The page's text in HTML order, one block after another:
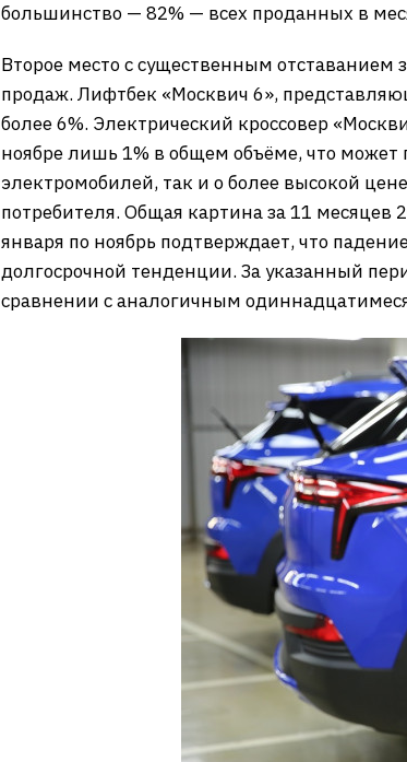
большинство — 82% — всех проданных в
Второе место с существенным отставанием
продаж. Лифтбек «Москвич 6»,
более 6%. Электрический кроссовер
ноябре лишь 1% в общем объёме, что может
электромобилей, так и о более высокой
потребителя. Общая картина за 11
января по ноябрь подтверждает, что
долгосрочной тенденции. За указанный
сравнении с аналогичным